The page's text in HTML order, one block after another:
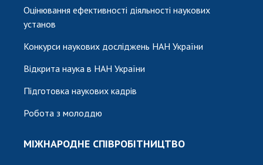
Оцінювання ефективності діяльності наукових
установ
Конкурси наукових досліджень НАН України
Відкрита наука в НАН України
Підготовка наукових кадрів
Робота з молоддю
МІЖНАРОДНЕ СПІВРОБІТНИЦТВО